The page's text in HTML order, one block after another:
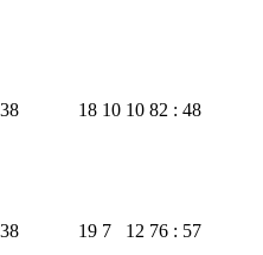
38 18 10 10 82 : 48
38 19 7 12 76 : 57